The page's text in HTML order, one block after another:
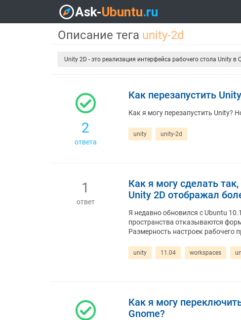
Описание тега unity-2d
Unity 2D - это реализация интерфейса рабочего стола Unity в
2
ответа
Как перезапустить
Как я могу перезапустить Unity?
unity unity-2d
1
ответ
Как я могу сделать
Unity 2D отображал
Я недавно обновился с Ubuntu
пространства отказываются
Размерность настроек рабочего
unity 11.04 workspaces
Как я могу
Gnome?